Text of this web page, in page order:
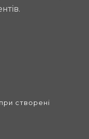
створені